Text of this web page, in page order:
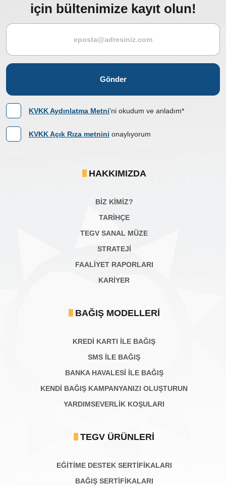
için bültenimize kayıt olun!
Gönder
KVKK Aydınlatma Metni'ni okudum ve anladım*
KVKK Açık Rıza metnini onaylıyorum
HAKKIMIZDA
BİZ KİMİZ?
TARİHÇE
TEGV SANAL MÜZE
STRATEJİ
FAALİYET RAPORLARI
KARIYER
BAĞIŞ MODELLERI
KREDİ KARTI İLE BAĞIŞ
SMS İLE BAĞIŞ
BANKA HAVALESİ İLE BAĞIŞ
KENDİ BAĞIŞ KAMPANYANIZI OLUŞTURUN
YARDIMSEVERLİK KOŞULARI
TEGV ÜRÜNLERI
EĞİTİME DESTEK SERTİFİKALARI
BAĞIŞ SERTIFIKALARI